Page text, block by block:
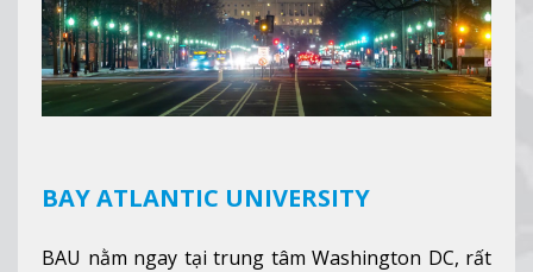
BAY ATLANTIC UNIVERSITY
BAU nằm ngay tại trung tâm Washington DC, rất